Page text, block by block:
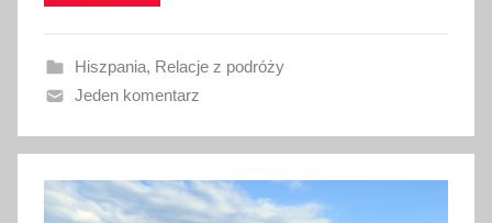
w
n
o
5
l
u
Hiszpania, Relacje z podróży
Jeden komentarz